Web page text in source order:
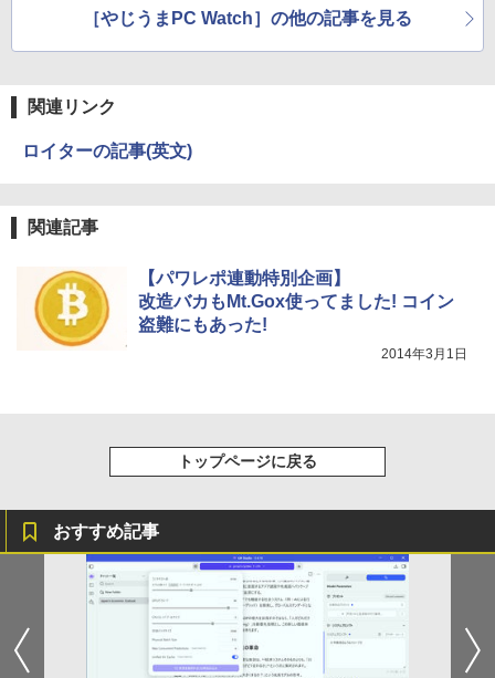
ible 15-cp0xxx / AMD Ryzen 5 / グラフ
ィックボード Advanced Micro Device
￥124,800
6GB SSD1TB B550 グラボなし
[9月上旬より発送予定][新品]ちいかわ な
￥1,964
BUGS LIFE
￥250
ベルレス 650mlPET×24本
スーパーの裏でヤニ吸うふたり 9巻 (デジタル
［やじうまPC Watch］の他の記事を見る
関連リンク
ロイターの記事(英文)
関連記事
【パワレポ連動特別企画】
改造バカもMt.Gox使ってました! コイン
盗難にもあった!
2014年3月1日
トップページに戻る
おすすめ記事